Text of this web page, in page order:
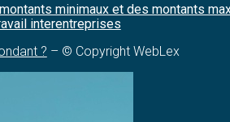
minimaux et des montants
interentreprises
? – © Copyright WebLex